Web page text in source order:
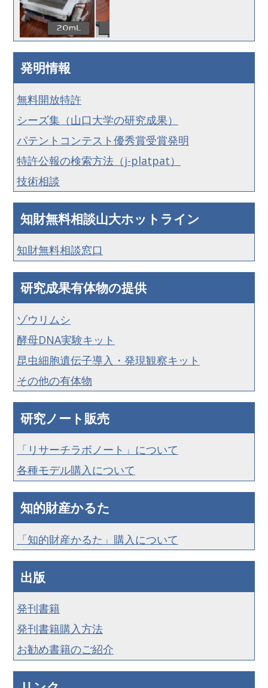
発明情報
無料開放特許
シーズ集（山口大学の研究成果）
パテントコンテスト優秀賞受賞発明
特許公報の検索方法（j-platpat）
技術相談
知財無料相談山大ホットライン
知財無料相談窓口
研究成果有体物の提供
ゾウリムシ
酵母DNA実験キット
昆虫細胞遺伝子導入・発現観察キット
その他の有体物
研究ノート販売
「リサーチラボノート」について
各種モデル購入について
知的財産かるた
「知的財産かるた」購入について
出版
発刊書籍
発刊書籍購入方法
お勧め書籍のご紹介